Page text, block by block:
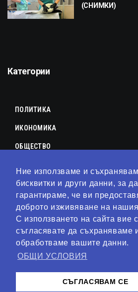
Ние използваме и
бисквитки и други данни, за да
гарантираме, че ви
доброто изживяване на нашия
С използването на сайта вие
съгласявате да съхраняваме
обработваме вашите данни.
ОБЩИ УСЛОВИЯ
СЪГЛАСЯВАМ СЕ
(СНИМКИ)
Категории
ПОЛИТИКА
ИКОНОМИКА
ОБЩЕСТВО
КУЛТУРА
ЛАЙФСТАЙЛ
ТЕХНОЛОГИИ
АНАЛИЗИ
СВЯТ